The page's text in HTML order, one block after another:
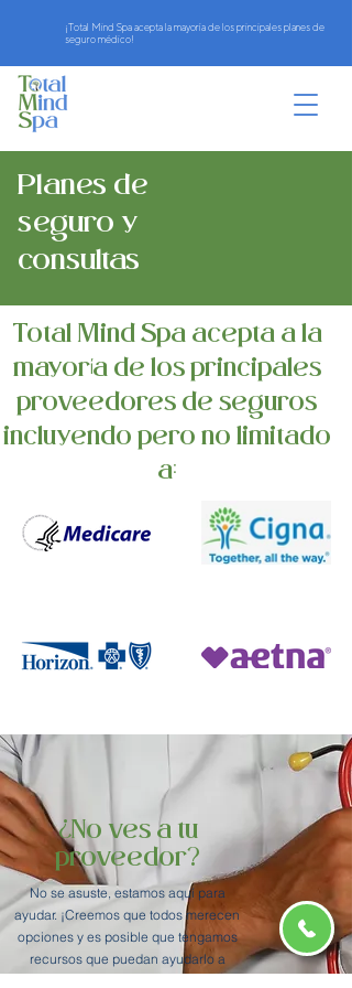
¡Total Mind Spa acepta la mayoría de los principales planes de
seguro médico!
Planes de
seguro y
consultas
Total Mind Spa acepta a la
mayoría de los principales
proveedores de seguros
incluyendo pero no limitado
a:
¿No ves a tu
proveedor?
No se asuste, estamos aquí para
ayudar. ¡Creemos que todos merecen
opciones y es posible que tengamos
recursos que puedan ayudarlo a